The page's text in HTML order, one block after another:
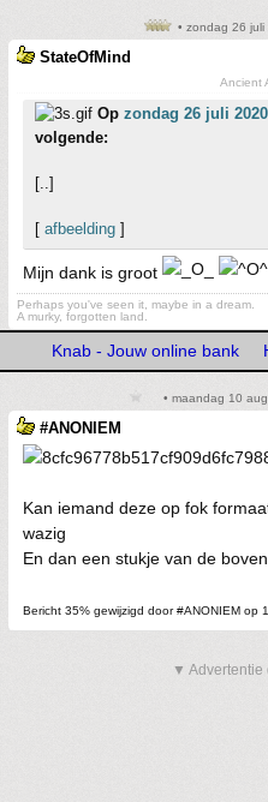
• zondag 26 juli
StateOfMind
Ancient
Op zondag 26 juli
volgende:
[..]
[ afbeelding ]
Mijn dank is groot
Perhaps you've seen it, maybe in a dream.
A murky, forgotten land.
Knab - Jouw online bank
• maandag 10
#ANONIEM
Kan iemand deze op fok
wazig
En dan een stukje van de
Bericht 35% gewijzigd door #ANONIEM op
▼ Advertentie